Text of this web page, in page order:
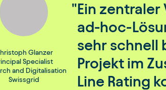
Glanzer
Specialist
and Digitalisation
Swissgrid
Ein
ad-hoc-
sehr schnell
Projekt im
Line Rating